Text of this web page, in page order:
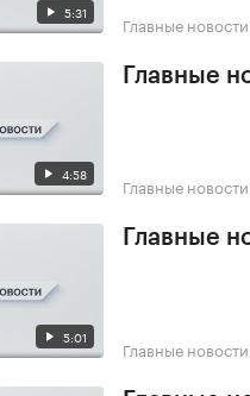
5:31 Главные новости
4:58
Главные
Главные новости
5:01
Главные
Главные новости